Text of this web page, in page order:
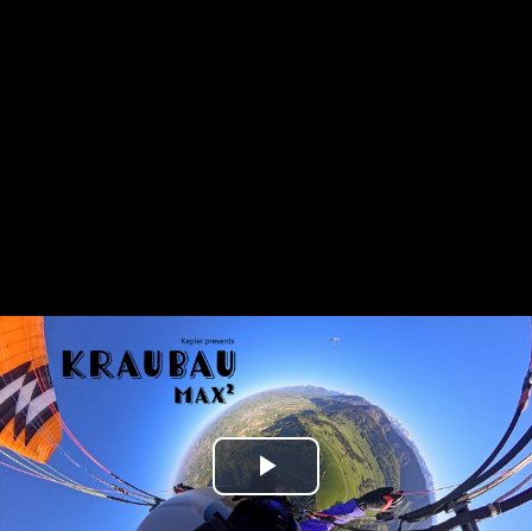
Play